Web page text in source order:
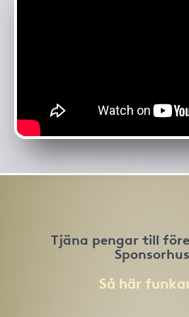
Tjäna pengar till
Så här